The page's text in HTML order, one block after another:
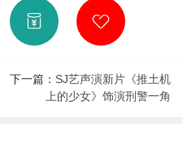
下一篇： SJ艺声演新片《推土机
上的少女》饰演刑警一角